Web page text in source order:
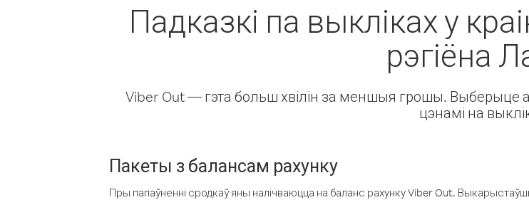
Падказкі па выкліках у
рэгіёна
Viber Out — гэта больш хвілін за меншыя грошы. Выберыце
цэнамі на
Пакеты з балансам рахунку
Пры папаўненні сродкаў яны налічваюцца на баланс рахунку Viber Out.